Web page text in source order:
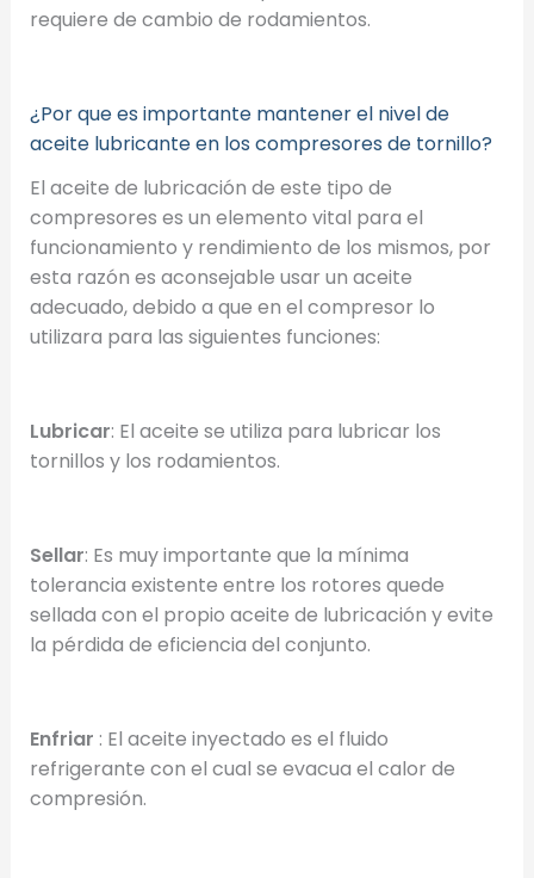
requiere de cambio de rodamientos.
¿Por que es importante mantener el nivel de
aceite lubricante en los compresores de tornillo?
El aceite de lubricación de este tipo de
compresores es un elemento vital para el
funcionamiento y rendimiento de los mismos, por
esta razón es aconsejable usar un aceite
adecuado, debido a que en el compresor lo
utilizara para las siguientes funciones:
Lubricar: El aceite se utiliza para lubricar los
tornillos y los rodamientos.
Sellar: Es muy importante que la mínima
tolerancia existente entre los rotores quede
sellada con el propio aceite de lubricación y evite
la pérdida de eficiencia del conjunto.
Enfriar : El aceite inyectado es el fluido
refrigerante con el cual se evacua el calor de
compresión.